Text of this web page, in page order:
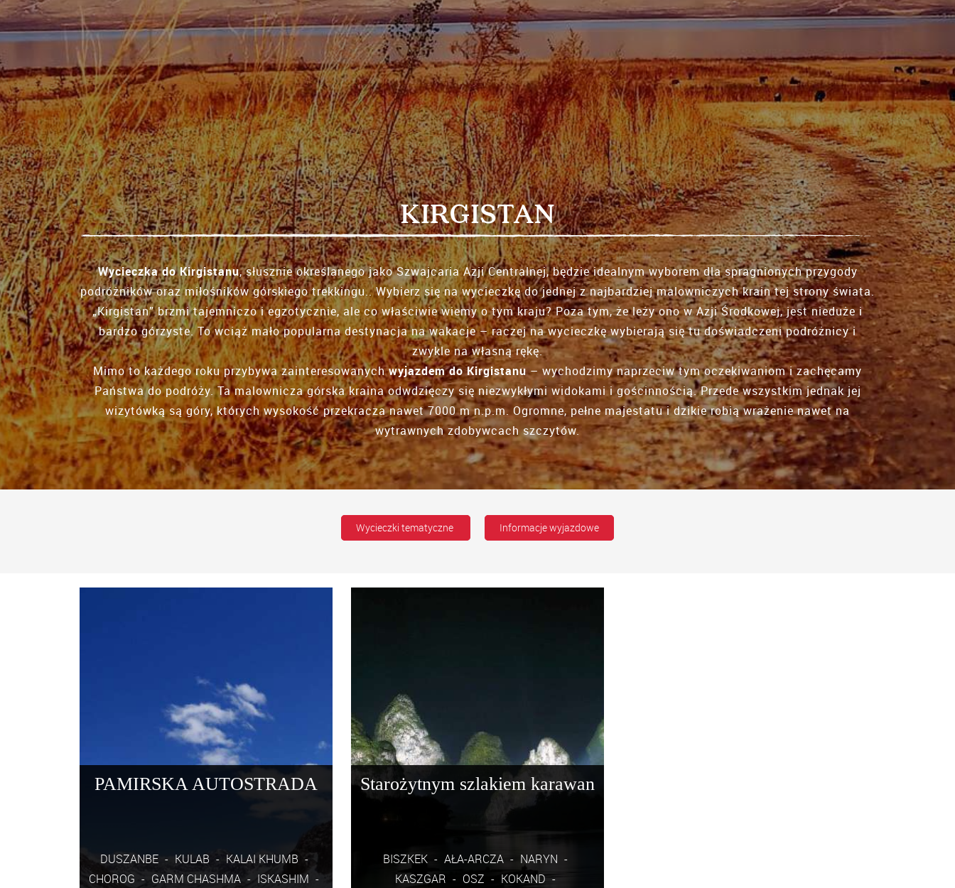
KIRGISTAN
Wycieczka do Kirgistanu, słusznie określanego jako Szwajcaria Azji Centralnej, będzie idealnym wyborem dla spragnionych przygody
podróżników oraz miłośników górskiego trekkingu.. Wybierz się na wycieczkę do jednej z najbardziej malowniczych krain tej strony świata.
„Kirgistan” brzmi tajemniczo i egzotycznie, ale co właściwie wiemy o tym kraju? Poza tym, że leży ono w Azji Środkowej, jest nieduże i
bardzo górzyste. To wciąż mało popularna destynacja na wakacje – raczej na wycieczkę wybierają się tu doświadczeni podróżnicy i
zwykle na własną rękę.
Mimo to każdego roku przybywa zainteresowanychwyjazdem do Kirgistanu– wychodzimy naprzeciw tym oczekiwaniom i zachęcamy
Państwa do podróży. Ta malownicza górska kraina odwdzięczy się niezwykłymi widokami i gościnnością. Przede wszystkim jednak jej
wizytówką są góry, których wysokość przekracza nawet 7000 m n.p.m. Ogromne, pełne majestatu i dzikie robią wrażenie nawet na
wytrawnych zdobywcach szczytów.
Wycieczki tematyczne Informacje wyjazdowe
PAMIRSKA AUTOSTRADA
DUSZANBE KULAB
KALAI KHUMB
CHOROG
GARM CHASHMA
ISKASHIM
Starożytnym szlakiem karawan
BISZKEK AŁA-ARCZA
NARYN
KASZGAR
OSZ
KOKAND